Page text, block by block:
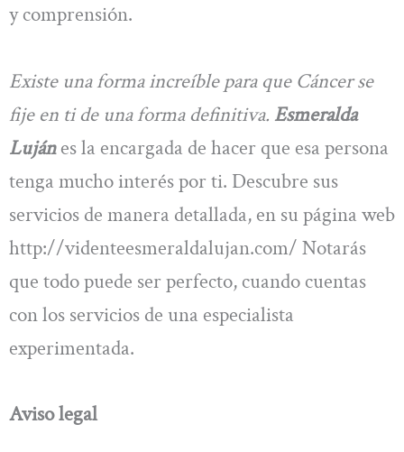
y comprensión.
Existe una forma increíble para que Cáncer se
fije en ti de una forma definitiva. Esmeralda
Luján es la encargada de hacer que esa persona
tenga mucho interés por ti. Descubre sus
servicios de manera detallada, en su página web
http://videnteesmeraldalujan.com/ Notarás
que todo puede ser perfecto, cuando cuentas
con los servicios de una especialista
experimentada.
Aviso legal